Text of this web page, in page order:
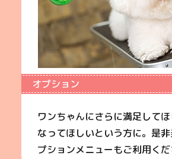
オプション
ワンちゃんにさらに満足して
なってほしいという方に。是
プションメニューもご利用くだ